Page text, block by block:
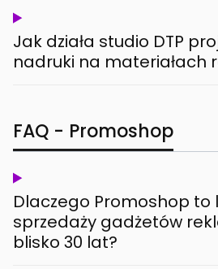
Jak działa studio DTP
nadruki na materiałach
FAQ - Promoshop
Dlaczego Promoshop to
sprzedaży gadżetów
blisko 30 lat?